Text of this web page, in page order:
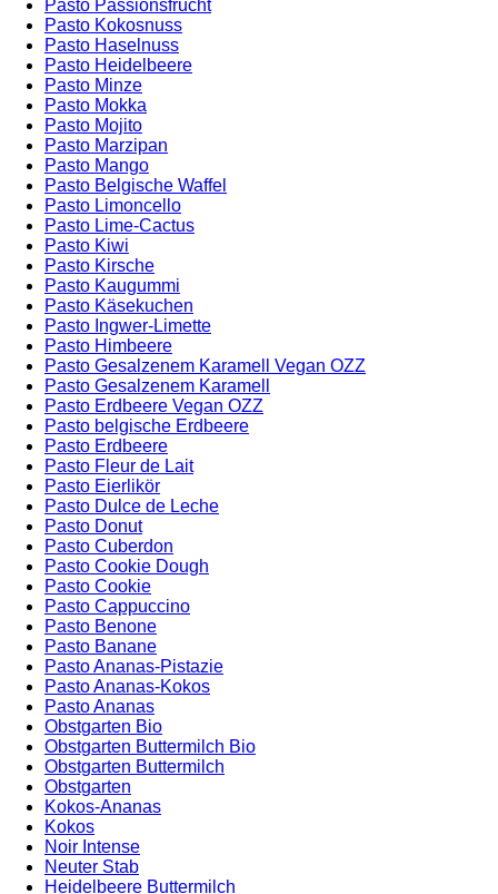
Pasto Passionsfrucht
Pasto Kokosnuss
Pasto Haselnuss
Pasto Heidelbeere
Pasto Minze
Pasto Mokka
Pasto Mojito
Pasto Marzipan
Pasto Mango
Pasto Belgische Waffel
Pasto Limoncello
Pasto Lime-Cactus
Pasto Kiwi
Pasto Kirsche
Pasto Kaugummi
Pasto Käsekuchen
Pasto Ingwer-Limette
Pasto Himbeere
Pasto Gesalzenem Karamell Vegan OZZ
Pasto Gesalzenem Karamell
Pasto Erdbeere Vegan OZZ
Pasto belgische Erdbeere
Pasto Erdbeere
Pasto Fleur de Lait
Pasto Eierlikör
Pasto Dulce de Leche
Pasto Donut
Pasto Cuberdon
Pasto Cookie Dough
Pasto Cookie
Pasto Cappuccino
Pasto Benone
Pasto Banane
Pasto Ananas-Pistazie
Pasto Ananas-Kokos
Pasto Ananas
Obstgarten Bio
Obstgarten Buttermilch Bio
Obstgarten Buttermilch
Obstgarten
Kokos-Ananas
Kokos
Noir Intense
Neuter Stab
Heidelbeere Buttermilch